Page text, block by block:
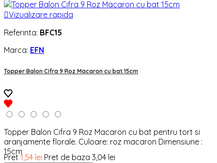
Vizualizare rapida
Referinta: BFC15
Marca: EFN
Topper Balon Cifra 9 Roz Macaron cu bat 15cm
Topper Balon Cifra 9 Roz Macaron cu bat pentru tort si
aranjamente florale. Culoare: roz macaron Dimensiune :
15cm
Pret 1,54 lei Pret de baza 3,04 lei